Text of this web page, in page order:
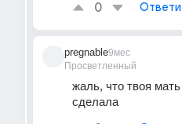
0
pregnable
Просветленный
9мес
жаль, что твоя
сделала